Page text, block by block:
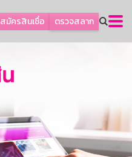
สมัครสินเชื่อ ตรวจสลาก